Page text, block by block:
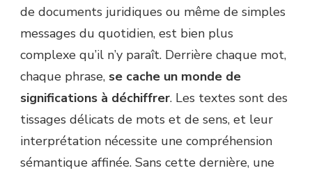
de documents juridiques ou même de simples
messages du quotidien, est bien plus
complexe qu’il n’y paraît. Derrière chaque mot,
chaque phrase, se cache un monde de
significations à déchiffrer. Les textes sont des
tissages délicats de mots et de sens, et leur
interprétation nécessite une compréhension
sémantique affinée. Sans cette dernière, une